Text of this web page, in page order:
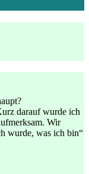
darauf wurde ich
Wir
wurde, was ich bin“